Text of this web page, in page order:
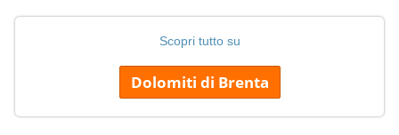
Scopri tutto su
Dolomiti di Brenta